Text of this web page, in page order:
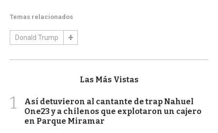
Temas relacionados
Donald Trump
Las Más Vistas
1
Así detuvieron al cantante de trap Nahuel
One23 y a chilenos que explotaron un cajero
en Parque Miramar